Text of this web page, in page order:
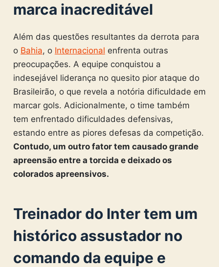
marca inacreditável
Além das questões resultantes da derrota para
o Bahia, o Internacional enfrenta outras
preocupações. A equipe conquistou a
indesejável liderança no quesito pior ataque do
Brasileirão, o que revela a notória dificuldade em
marcar gols. Adicionalmente, o time também
tem enfrentado dificuldades defensivas,
estando entre as piores defesas da competição.
Contudo, um outro fator tem causado grande
apreensão entre a torcida e deixado os
colorados apreensivos.
Treinador do Inter tem um
histórico assustador no
comando da equipe e